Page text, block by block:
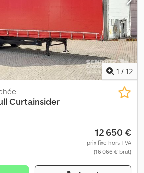
1 / 12
Curtainsider
12 650 €
prix fixe hors TVA
(16 066 € brut)